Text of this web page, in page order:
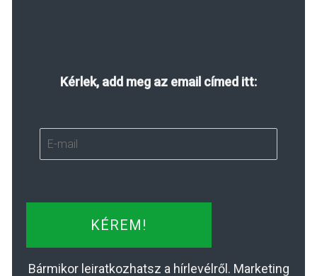
Kérlek, add meg az email címed itt:
KÉREM!
Bármikor leiratkozhatsz a hírlevélről. Marketing